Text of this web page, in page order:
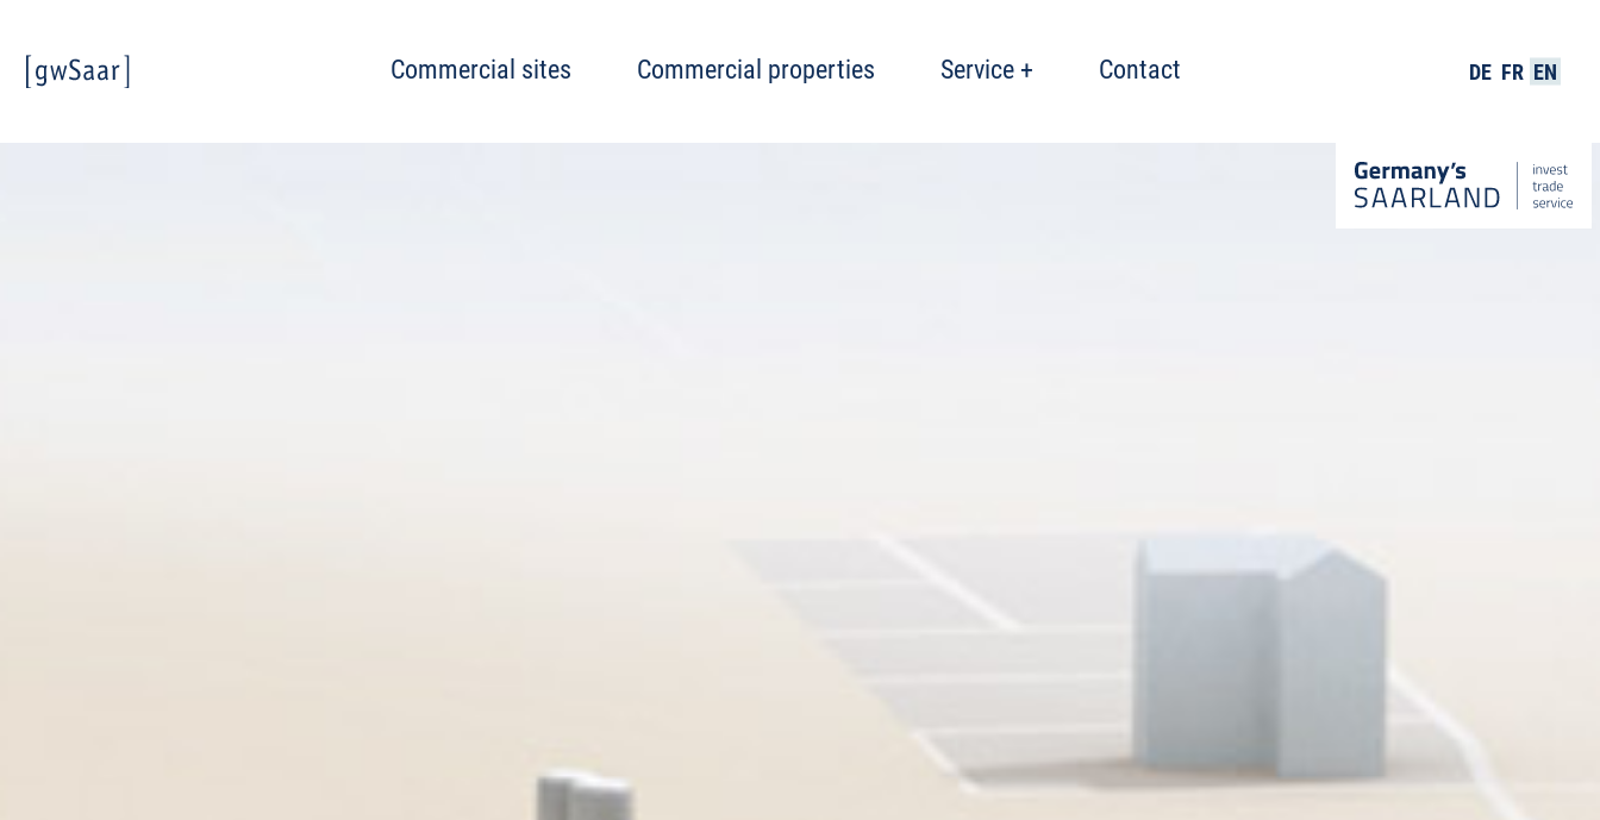
Commercial sites Commercial properties Service + Contact DE FR EN